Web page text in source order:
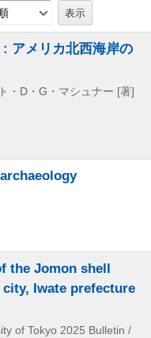
アメリカ北西海岸の
・D・G・マシュナー [著]
the Jomon shell
Iwate prefecture
of Tokyo 2025 Bulletin /